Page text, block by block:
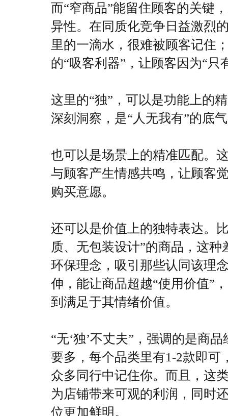
而“窄商品”能留住顾客的关键
异性。在同质化竞争日益激烈
里的一滴水，很难被顾客记住
的“吸客利器”， 让顾客因为“只
这里的“独”，可以是功能上的
深刻洞察，是“人无我有”的底
也可以是场景上的精准匹配。
与顾客产生情感共鸣， 让顾客
购买意愿。
还可以是价值上的独特表达。
质、无包装设计”的商品，这
环保理念，吸引那些认同该理
伸，能让商品超越“使用价值”，
到满足于其情绪价值。
“无‘独’不丈夫”，强调的是商
要多，每个品类里有1-2款即可
众多同行中记住你。而且，这
为店铺带来可观的利润，同时
位更加鲜明。